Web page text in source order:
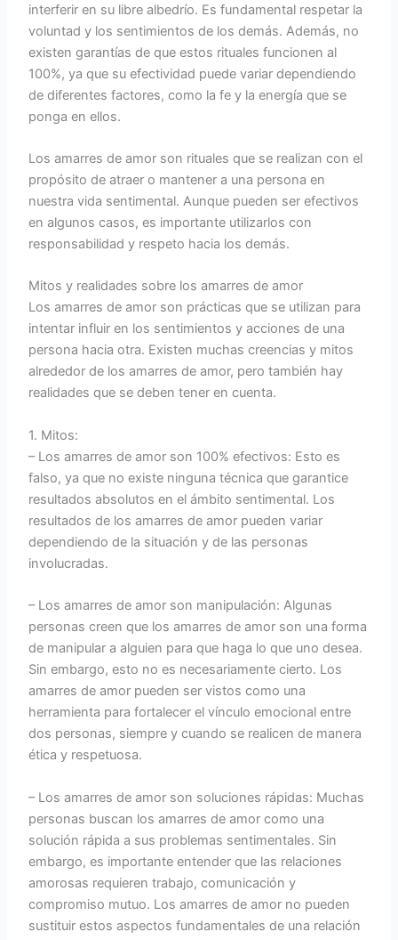
interferir en su libre albedrío. Es fundamental respetar la
voluntad y los sentimientos de los demás. Además, no
existen garantías de que estos rituales funcionen al
100%, ya que su efectividad puede variar dependiendo
de diferentes factores, como la fe y la energía que se
ponga en ellos.
Los amarres de amor son rituales que se realizan con el
propósito de atraer o mantener a una persona en
nuestra vida sentimental. Aunque pueden ser efectivos
en algunos casos, es importante utilizarlos con
responsabilidad y respeto hacia los demás.
Mitos y realidades sobre los amarres de amor
Los amarres de amor son prácticas que se utilizan para
intentar influir en los sentimientos y acciones de una
persona hacia otra. Existen muchas creencias y mitos
alrededor de los amarres de amor, pero también hay
realidades que se deben tener en cuenta.
1. Mitos:
– Los amarres de amor son 100% efectivos: Esto es
falso, ya que no existe ninguna técnica que garantice
resultados absolutos en el ámbito sentimental. Los
resultados de los amarres de amor pueden variar
dependiendo de la situación y de las personas
involucradas.
– Los amarres de amor son manipulación: Algunas
personas creen que los amarres de amor son una forma
de manipular a alguien para que haga lo que uno desea.
Sin embargo, esto no es necesariamente cierto. Los
amarres de amor pueden ser vistos como una
herramienta para fortalecer el vínculo emocional entre
dos personas, siempre y cuando se realicen de manera
ética y respetuosa.
– Los amarres de amor son soluciones rápidas: Muchas
personas buscan los amarres de amor como una
solución rápida a sus problemas sentimentales. Sin
embargo, es importante entender que las relaciones
amorosas requieren trabajo, comunicación y
compromiso mutuo. Los amarres de amor no pueden
sustituir estos aspectos fundamentales de una relación